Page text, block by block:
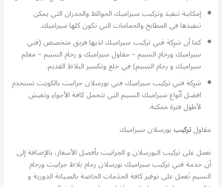
إمكانية تنفيذ وتركيب سيراميك الحوائط والجدران التي يمكن
تنفيذها في المطابخ والحمامات التي تكون كلها سيراميك.
كما أن شرِكة فني تركيب سيراميك لديها فريق متخصص (فني
سيراميك ورخام النسيم – مقاول سيراميك و رخام النسيم – معلم
سيراميك و رخام النسيم) في خلع وتكسير البلاط القديم.
شرِكة فني تركيب سيراميك فني بورسلان جرانيت بالكويت تستخدم
افضل أنْواع سيراميك النسيم التي تتحمل كافة الأجواء وتعيش
لأطول فترة ممكنة.
مقاولتركيببورسلان سيراميك
نعمل على تركيب البورسلان و الجرانيت بأفضل الأسعار، بالإضافة إلى
أن خدمة فني تركيب سيراميك بورسلان رخام بلاط جرانيت ورخام
النسيم تَعمل على توفير كافة الخدَمات الخاصة بالصيانة الدورية و